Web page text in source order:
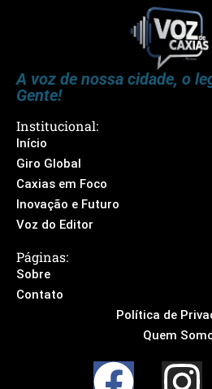
A voz de nossa cidade, o
Gente!
Institucional:
Início
Giro Global
Caxias em Foco
Inovação e Futuro
Voz do Editor
Páginas:
Sobre
Contato
Política de
Quem